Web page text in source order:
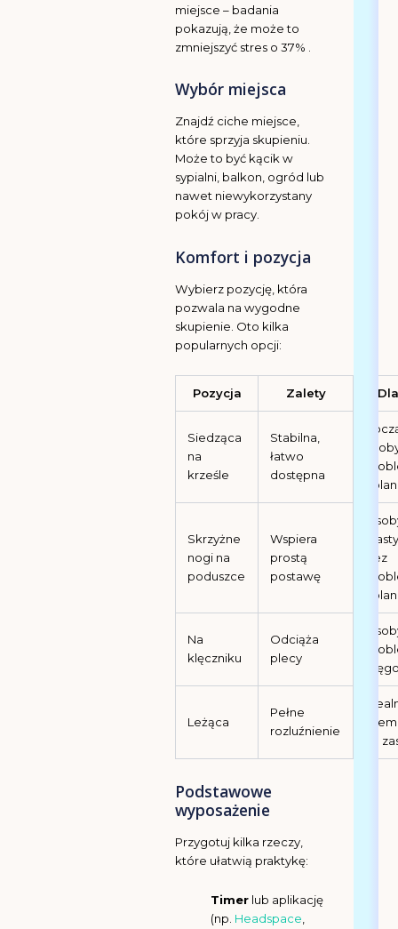
miejsce – badania
pokazują, że może to
zmniejszyć stres o 37% .
Wybór miejsca
Znajdź ciche miejsce,
które sprzyja skupieniu.
Może to być kącik w
sypialni, balkon, ogród lub
nawet niewykorzystany
pokój w pracy.
Komfort i pozycja
Wybierz pozycję, która
pozwala na wygodne
skupienie. Oto kilka
popularnych opcji:
Pozycja Zalety
Siedząca
na
krześle
Stabilna,
łatwo
dostępna
Skrzyżne
nogi na
poduszce
Wspiera
prostą
postawę
bez
Na
klęczniku
Odciąża
plecy
Leżąca
Pełne
rozluźnienie
na
Podstawowe
wyposażenie
Przygotuj kilka rzeczy,
które ułatwią praktykę:
Timerlub aplikację
(np. Headspace,